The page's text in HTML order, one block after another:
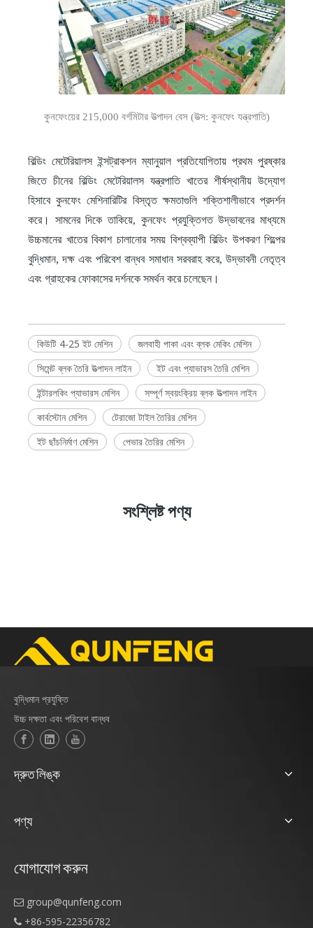
কুনফেংয়ের 215,000 বর্গমিটার উত্পাদন বেস (উত্স: কুনফেং যন্ত্রপাতি)
বিল্ডিং মেটেরিয়ালস ইন্সট্রাকশন ম্যানুয়াল প্রতিযোগিতায় প্রথম পুরষ্কার
জিতে চীনের বিল্ডিং মেটেরিয়ালস যন্ত্রপাতি খাতের শীর্ষস্থানীয় উদ্যোগ
হিসাবে কুনফেং মেশিনারিটির বিস্তৃত ক্ষমতাগুলি শক্তিশালীভাবে প্রদর্শন
করে। সামনের দিকে তাকিয়ে, কুনফেং প্রযুক্তিগত উদ্ভাবনের মাধ্যমে
উচ্চমানের খাতের বিকাশ চালানোর সময় বিশ্বব্যাপী বিল্ডিং উপকরণ শিল্পের
বুদ্ধিমান, দক্ষ এবং পরিবেশ বান্ধব সমাধান সরবরাহ করে, উদ্ভাবনী নেতৃত্ব
এবং গ্রাহকের ফোকাসের দর্শনকে সমর্থন করে চলেছেন।
কিউটি 4-25 ইট মেশিন
জলবাহী পাকা এবং ব্লক মেকিং মেশিন
সিমেন্ট ব্লক তৈরি উত্পাদন লাইন
ইট এবং প্যাভারস তৈরি মেশিন
ইন্টারলকিং প্যাভারস মেশিন
সম্পূর্ণ স্বয়ংক্রিয় ব্লক উত্পাদন লাইন
কার্বস্টোন মেশিন
টেরাজো টাইল তৈরির মেশিন
ইট ছাঁচনির্মাণ মেশিন
পেভার তৈরির মেশিন
সংশ্লিষ্ট পণ্য
বুদ্ধিমান প্রযুক্তি
উচ্চ দক্ষতা এবং পরিবেশ বান্ধব
দ্রুত লিঙ্ক
পণ্য
যোগাযোগ করুন
 group@qunfeng.com
 +86-595-22356782